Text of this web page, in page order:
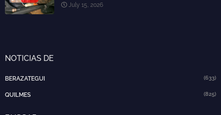
July 15, 2026
NOTICIAS DE
BERAZATEGUI (633)
QUILMES (825)